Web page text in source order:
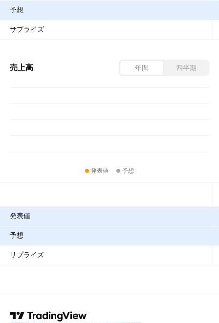
予想
サプライズ
売上高 年間 四半期
発表値 予想
発表値
予想
サプライズ